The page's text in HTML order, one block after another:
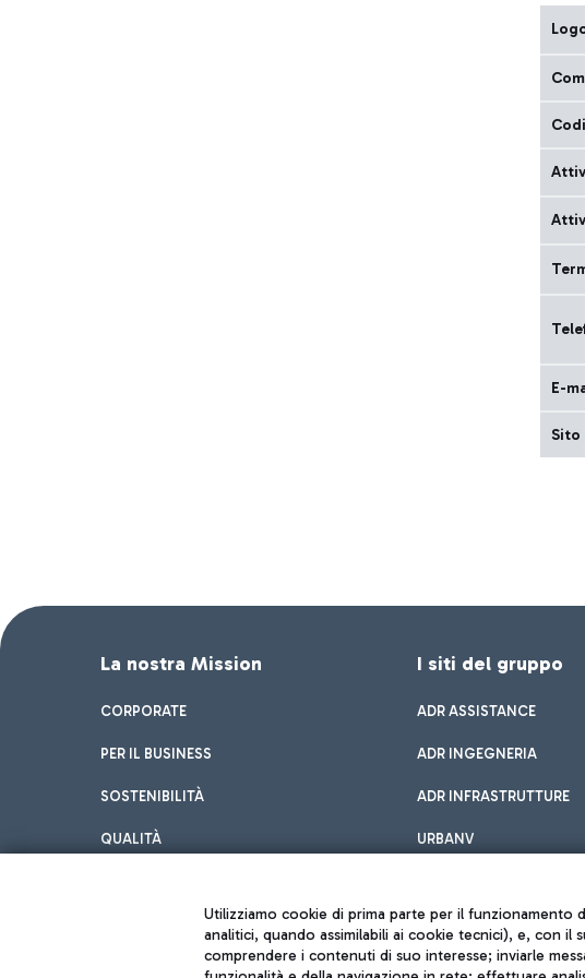
E-
Sito
La nostra Mission
CORPORATE
PER IL BUSINESS
SOSTENIBILITÀ
QUALITÀ
I siti del gruppo
ADR ASSISTANCE
ADR INGEGNERIA
ADR INFRASTRUTTURE
URBANV
Utilizziamo cookie di prima parte per il
analitici, quando assimilabili ai cookie tecnici), e, con
comprendere i contenuti di suo interesse; inviarle